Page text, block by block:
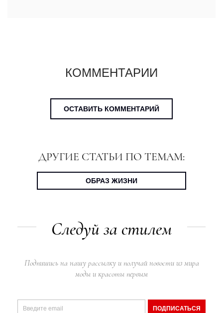
КОММЕНТАРИИ
ОСТАВИТЬ КОММЕНТАРИЙ
ДРУГИЕ СТАТЬИ ПО ТЕМАМ:
ОБРАЗ ЖИЗНИ
Следуй за стилем
Подпишись на нашу рассылку и получай новости из мира
моды и красоты первым
ПОДПИСАТЬСЯ